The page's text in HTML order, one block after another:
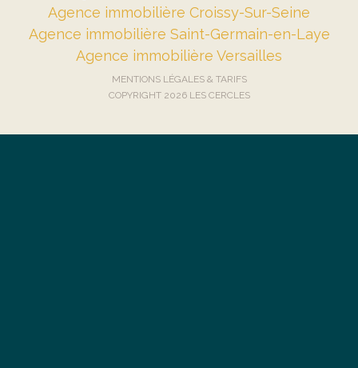
Agence immobilière Croissy-Sur-Seine
Agence immobilière Saint-Germain-en-Laye
Agence immobilière Versailles
MENTIONS LÉGALES & TARIFS
COPYRIGHT 2026 LES CERCLES